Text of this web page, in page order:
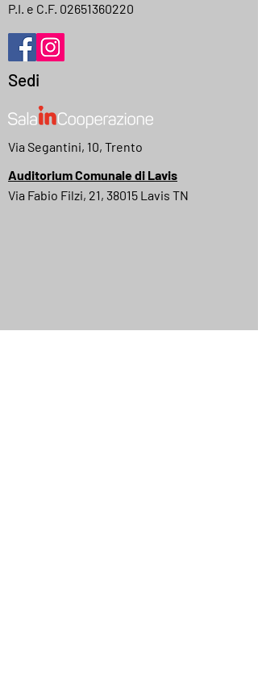
P.I. e C.F. 02651360220
Sedi
Via Segantini, 10, Trento
Auditorium Comunale di Lavis
Via Fabio Filzi, 21, 38015 Lavis TN